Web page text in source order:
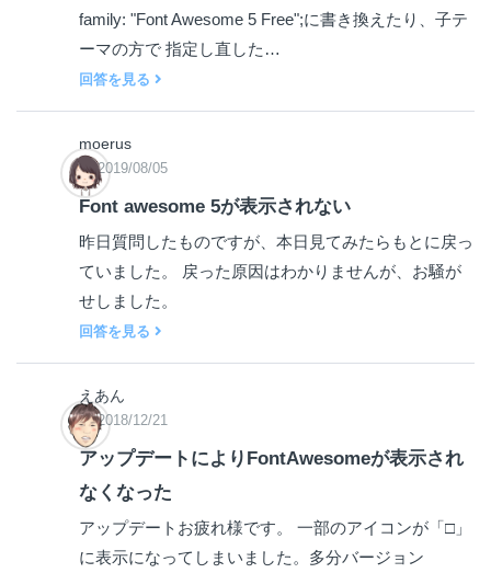
family: "Font Awesome 5 Free";に書き換えたり、子テ
ーマの方で 指定し直した…
回答を見る
moerus
2019/08/05
Font awesome 5が表示されない
昨日質問したものですが、本日見てみたらもとに戻っ
ていました。 戻った原因はわかりませんが、お騒が
せしました。
回答を見る
えあん
2018/12/21
アップデートによりFontAwesomeが表示され
なくなった
アップデートお疲れ様です。 一部のアイコンが「□」
に表示になってしまいました。多分バージョン